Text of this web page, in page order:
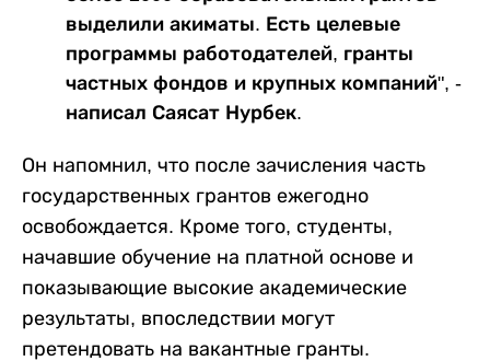
выделили акиматы. Есть целевые
программы работодателей, гранты
частных фондов и крупных компаний", -
написал Саясат Нурбек.
Он напомнил, что после зачисления часть
государственных грантов ежегодно
освобождается. Кроме того, студенты,
начавшие обучение на платной основе и
показывающие высокие академические
результаты, впоследствии могут
претендовать на вакантные гранты.